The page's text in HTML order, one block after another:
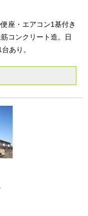
座・エアコン1基付き
コンクリート造。日
あり。